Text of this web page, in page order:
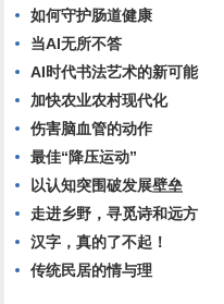
如何守护肠道健康
当AI无所不答
AI时代书法艺术的新可能
加快农业农村现代化
伤害脑血管的动作
最佳“降压运动”
以认知突围破发展壁垒
走进乡野，寻觅诗和远方
汉字，真的了不起！
传统民居的情与理